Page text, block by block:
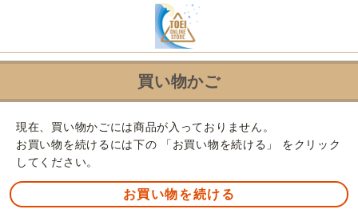
買い物かご
現在、買い物かごには商品が入っておりません。
お買い物を続けるには下の 「お買い物を続ける」 をクリック
してください。